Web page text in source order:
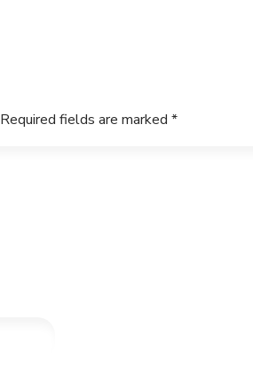
Required fields are marked *